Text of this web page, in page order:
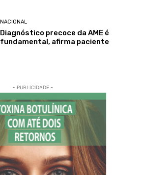
NACIONAL
Diagnóstico precoce da AME é
fundamental, afirma paciente
- PUBLICIDADE -